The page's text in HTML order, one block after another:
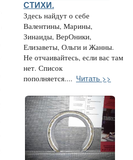
СТИХИ.
Здесь найдут о себе
Валентины, Марины,
Зинаиды, ВерОники,
Елизаветы, Ольги и Жанны.
Не отчаивайтесь, если вас там
нет. Список
пополняется.... Читать >>